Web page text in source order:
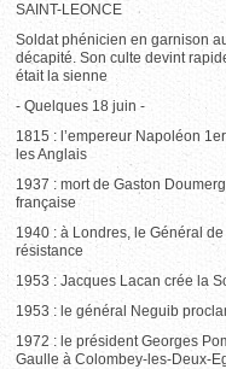
SAINT-LEONCE
Soldat phénicien en garnison
décapité. Son culte devint
était la sienne
- Quelques 18 juin -
1815 : l’empereur Napoléon
les Anglais
1937 : mort de Gaston
française
1940 : à Londres, le Général
résistance
1953 : Jacques Lacan crée la
1953 : le général Neguib
1972 : le président Georges
Gaulle à Colombey-les-Deux-